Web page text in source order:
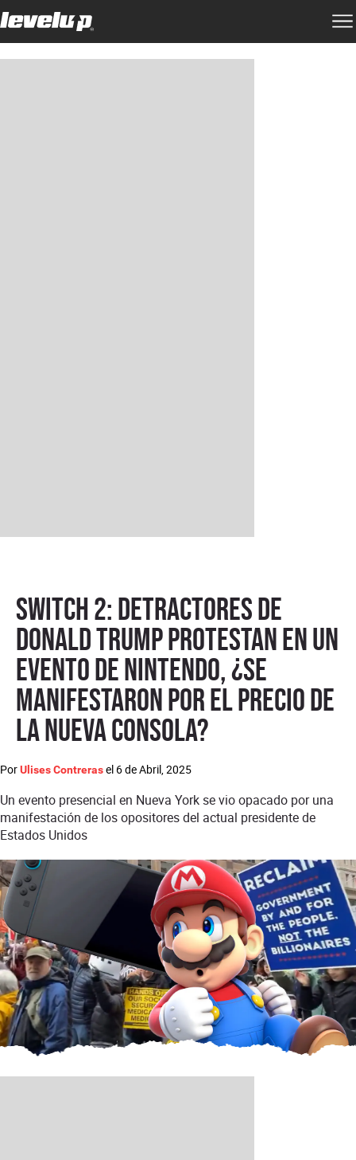
Switch 2: detractores de
Donald Trump protestan en un
evento de Nintendo, ¿se
manifestaron por el precio de
la nueva consola?
PorUlises Contrerasel 6 de Abril, 2025
Un evento presencial en Nueva York se vio opacado por una
manifestación de los opositores del actual presidente de
Estados Unidos